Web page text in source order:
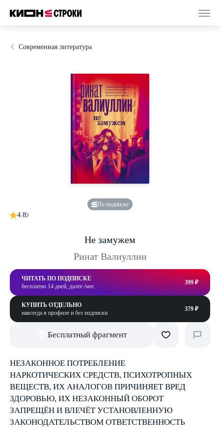
Современная литература
По подписке
4.8
Не замужем
Ринат Валиуллин
ЧИТАТЬ ПО ПОДПИСКЕ
бесплатно 14 дней, далее /мес
399 ₽
КУПИТЬ ОТДЕЛЬНО
навсегда в профиле и без подписки
379 ₽
Бесплатный фрагмент
НЕЗАКОННОЕ ПОТРЕБЛЕНИЕ
НАРКОТИЧЕСКИХ СРЕДСТВ, ПСИХОТРОПНЫХ
ВЕЩЕСТВ, ИХ АНАЛОГОВ ПРИЧИНЯЕТ ВРЕД
ЗДОРОВЬЮ, ИХ НЕЗАКОННЫЙ ОБОРОТ
ЗАПРЕЩЁН И ВЛЕЧЁТ УСТАНОВЛЕННУЮ
ЗАКОНОДАТЕЛЬСТВОМ ОТВЕТСТВЕННОСТЬ